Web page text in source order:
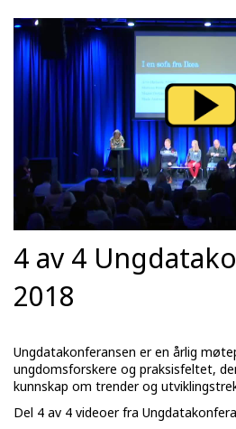
4 av 4
2018
Ungdatakonferansen er en årlig
ungdomsforskere og praksisfeltet,
kunnskap om trender og
Del 4 av 4 videoer fra